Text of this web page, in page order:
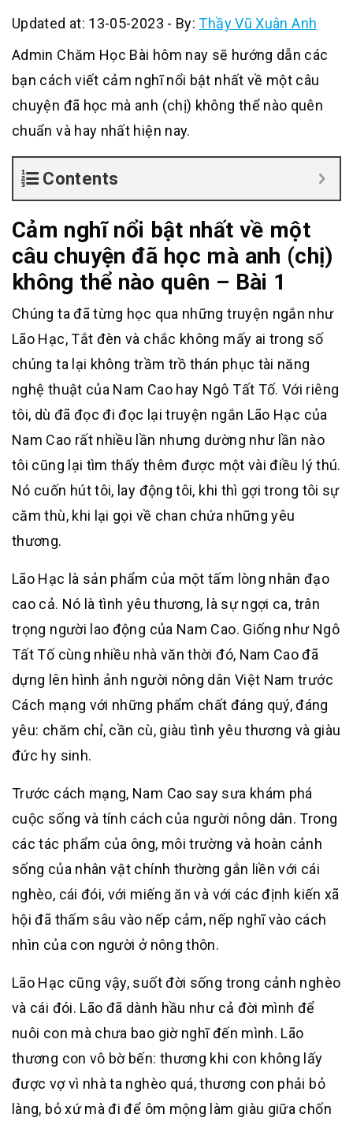
Updated at: 13-05-2023 - By:Thầy Vũ Xuân Anh
Admin Chăm Học Bài hôm nay sẽ hướng dẫn các
bạn cách viết cảm nghĩ nổi bật nhất về một câu
chuyện đã học mà anh (chị) không thể nào quên
chuẩn và hay nhất hiện nay.
Contents
Cảm nghĩ nổi bật nhất về một
câu chuyện đã học mà anh (chị)
không thể nào quên – Bài 1
Chúng ta đã từng học qua những truyện ngắn như
Lão Hạc, Tắt đèn và chắc không mấy ai trong số
chúng ta lại không trầm trồ thán phục tài năng
nghệ thuật của Nam Cao hay Ngô Tất Tố. Với riêng
tôi, dù đã đọc đi đọc lại truyện ngắn Lão Hạc của
Nam Cao rất nhiều lần nhưng dường như lần nào
tôi cũng lại tìm thấy thêm được một vài điều lý thú.
Nó cuốn hút tôi, lay động tôi, khi thì gợi trong tôi sự
căm thù, khi lại gọi về chan chứa những yêu
thương.
Lão Hạc là sản phẩm của một tấm lòng nhân đạo
cao cả. Nó là tình yêu thương, là sự ngợi ca, trân
trọng người lao động của Nam Cao. Giống như Ngô
Tất Tố cùng nhiều nhà văn thời đó, Nam Cao đã
dựng lên hình ảnh người nông dân Việt Nam trước
Cách mạng với những phẩm chất đáng quý, đáng
yêu: chăm chỉ, cần cù, giàu tình yêu thương và giàu
đức hy sinh.
Trước cách mạng, Nam Cao say sưa khám phá
cuộc sống và tính cách của người nông dân. Trong
các tác phẩm của ông, môi trường và hoàn cảnh
sống của nhân vật chính thường gắn liền với cái
nghèo, cái đói, với miếng ăn và với các định kiến xã
hội đã thấm sâu vào nếp cảm, nếp nghĩ vào cách
nhìn của con người ở nông thôn.
Lão Hạc cũng vậy, suốt đời sống trong cảnh nghèo
và cái đói. Lão đã dành hầu như cả đời mình để
nuôi con mà chưa bao giờ nghĩ đến mình. Lão
thương con vô bờ bến: thương khi con không lấy
được vợ vì nhà ta nghèo quá, thương con phải bỏ
làng, bỏ xứ mà đi để ôm mộng làm giàu giữa chốn